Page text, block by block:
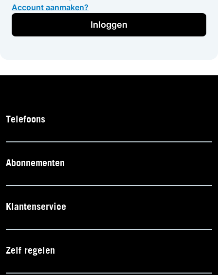
Account aanmaken?
Inloggen
Telefoons
Abonnementen
Klantenservice
Zelf regelen